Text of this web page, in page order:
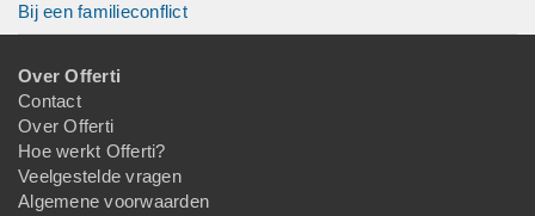
Bij een familieconflict
Over Offerti
Contact
Over Offerti
Hoe werkt Offerti?
Veelgestelde vragen
Algemene voorwaarden